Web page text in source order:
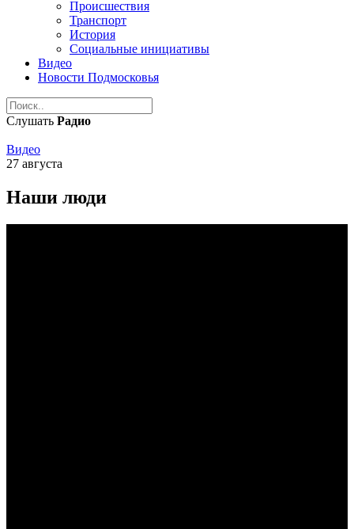
Происшествия
Транспорт
История
Социальные инициативы
Видео
Новости Подмосковья
Слушать Радио
Видео
27 августа
Наши люди